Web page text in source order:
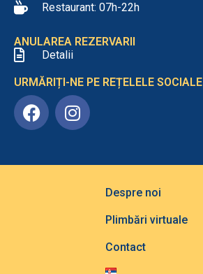
Restaurant: 07h-22h
ANULAREA REZERVARII
Detalii
URMĂRIȚI-NE PE REȚELELE SOCIALE
Despre noi
Plimbări virtuale
Contact